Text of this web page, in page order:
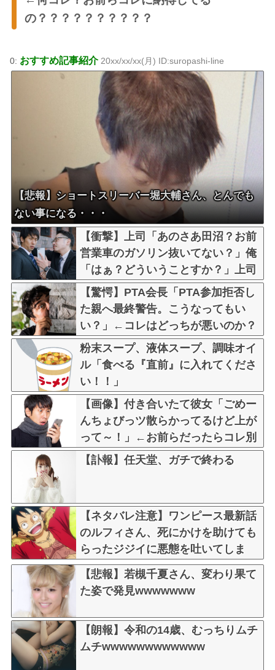
の？？？？？？？？？？
0: おすすめ記事紹介20xx/xx/xx(月) ID:suropashi-line
【悲報】ショートスリーバー堀大輔さん、とんでも
ない事になる・・・
【衝撃】上司「あのさあ田沼？お前
営業車のガソリン抜いてない？」俺
「はぁ？どういうことすか？」上司
「自分の車に入れ替えたりしてな
い？？」←これw w w w w w
【驚愕】PTA会長「PTA参加拒否し
た親へ最終警告。こうなってもい
い？」←コレはどっちが悪いのか？
大論争が巻き起こってしまう…
粉末スープ、液体スープ、調味オイ
ル「食べる『直前』に入れてくださ
い！！」
【画像】付き合いたて彼女「ごめー
んちょびっツ散らかってるけど上が
って～！」←お前らだったらコレ別
れるか？？？？？
【訃報】任天堂、ガチで終わる
【ネタバレ注意】ワンピース最新話
のルフィさん、死にかけを助けても
らったジジイに悪態を吐いてしま
う・・・
【悲報】若槻千夏さん、変わり果て
た姿で発見wwwwwww
【朗報】令和の14歳、むっちりムチ
ムチwwwwwwwwwwww